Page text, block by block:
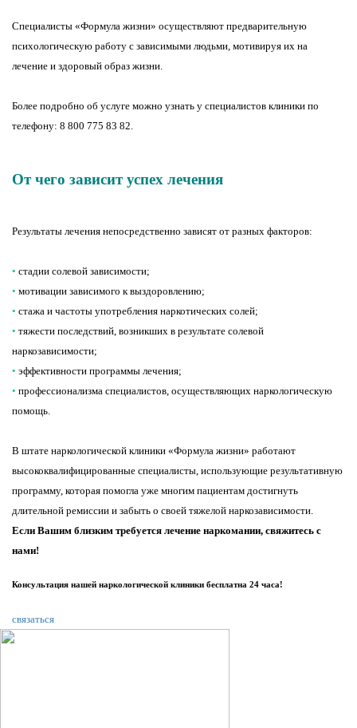
Специалисты «Формула жизни» осуществляют предварительную
психологическую работу с зависимыми людьми, мотивируя их на
лечение и здоровый образ жизни.
Более подробно об услуге можно узнать у специалистов клиники по
телефону: 8 800 775 83 82.
От чего зависит успех лечения
Результаты лечения непосредственно зависят от разных факторов:
• стадии солевой зависимости;
• мотивации зависимого к выздоровлению;
• стажа и частоты употребления наркотических солей;
• тяжести последствий, возникших в результате солевой
наркозависимости;
• эффективности программы лечения;
• профессионализма специалистов, осуществляющих наркологическую
помощь.
В штате наркологической клиники «Формула жизни» работают
высококвалифицированные специалисты, использующие результативную
программу, которая помогла уже многим пациентам достигнуть
длительной ремиссии и забыть о своей тяжелой наркозависимости.
Если Вашим близким требуется лечение наркомании, свяжитесь с
нами!
Консультация нашей наркологической клиники бесплатна 24 часа!
связаться